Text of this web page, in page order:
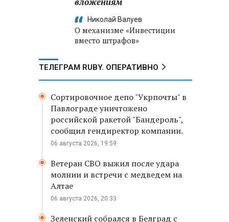
Николай Валуев
О механизме «Инвестиции
вместо штрафов»
ТЕЛЕГРАМ RUBY. ОПЕРАТИВНО
Сортировочное депо "Укрпочты" в
Павлограде уничтожено
российской ракетой "Бандероль",
сообщил гендиректор компании.
06 августа 2026, 19:59
Ветеран СВО выжил после удара
молнии и встречи с медведем на
Алтае
06 августа 2026, 20:33
Зеленский собрался в Белград с